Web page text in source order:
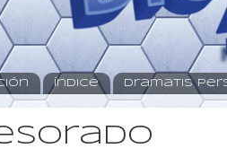
Índice Dramatis